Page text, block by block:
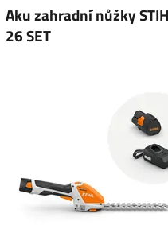
Aku zahradní nůžky
26 SET